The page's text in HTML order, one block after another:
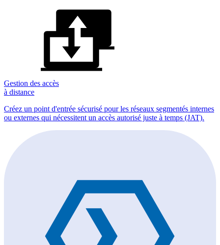
Gestion des accès
à distance
Créez un point d'entrée sécurisé pour les réseaux segmentés internes
ou externes qui nécessitent un accès autorisé juste à temps (JAT).